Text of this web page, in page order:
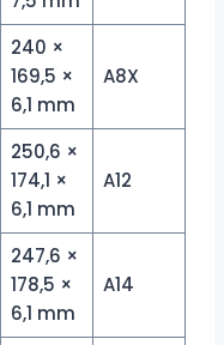
240 ×
169,5 ×
6,1 mm
A8X
250,6 ×
174,1 ×
6,1 mm
A12
247,6 ×
178,5 ×
6,1 mm
A14